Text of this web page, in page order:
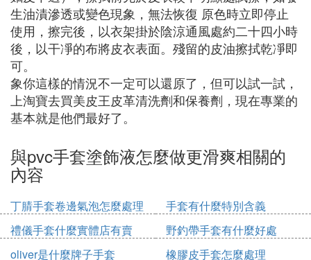
生油漬滲透或變色現象，無法恢復 原色時立即停止
使用，擦完後，以衣架掛於陰涼通風處約二十四小時
後，以干凈的布將皮衣表面。殘留的皮油擦拭乾凈即
可。
象你這樣的情況不一定可以還原了，但可以試一試，
上淘寶去買美皮王皮革清洗劑和保養劑，現在專業的
基本就是他們最好了。
與pvc手套塗飾液怎麼做更滑爽相關的
內容
丁腈手套卷邊氣泡怎麼處理
手套有什麼特別含義
禮儀手套什麼實體店有賣
野釣帶手套有什麼好處
oliver是什麼牌子手套
橡膠皮手套怎麼處理